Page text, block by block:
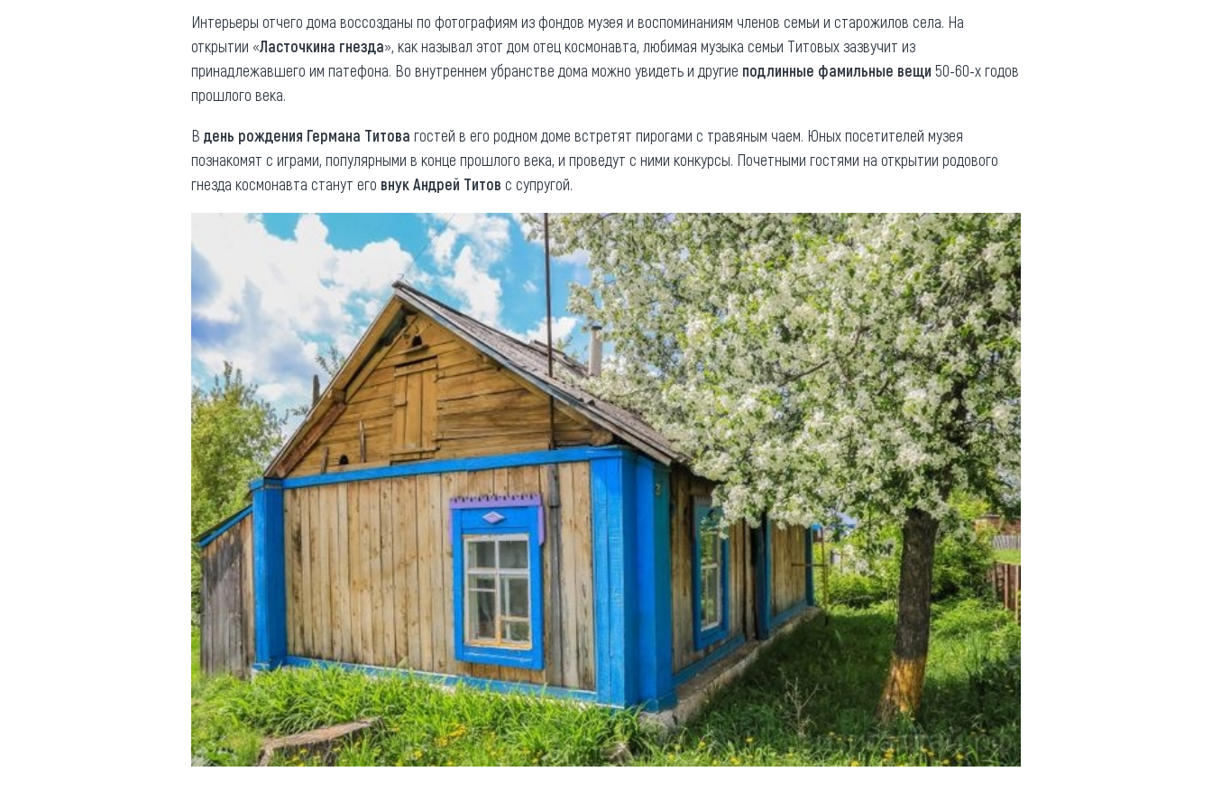
Придорожные кафе
Люди, прославившие Алтай
Карты и буклеты
Фотогалерея
Другие рубрики
Реестр туроператоров
Реестр туристических
агентств Алтайского края
Обращения граждан
Противодействие коррупции
Интерьеры отчего дома воссозданы по фотографиям из фондов музея и воспоминаниям членов семьи и старожилов села. На
открытии «Ласточкина гнезда», как называл этот дом отец космонавта, любимая музыка семьи Титовых зазвучит из
принадлежавшего им патефона. Во внутреннем убранстве дома можно увидеть и другие подлинные фамильные вещи 50-60-х годов
прошлого века.
В день рождения Германа Титова гостей в его родном доме встретят пирогами с травяным чаем. Юных посетителей музея
познакомят с играми, популярными в конце прошлого века, и проведут с ними конкурсы. Почетными гостями на открытии родового
гнезда космонавта станут его внук Андрей Титов с супругой.